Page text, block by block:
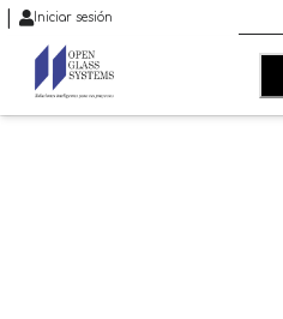
Iniciar sesión